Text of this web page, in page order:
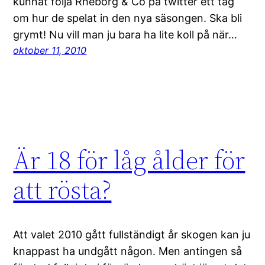
om hur de spelat in den nya säsongen. Ska bli
grymt! Nu vill man ju bara ha lite koll på när…
oktober 11, 2010
Är 18 för låg ålder för
att rösta?
Att valet 2010 gått fullständigt år skogen kan ju
knappast ha undgått någon. Men antingen så